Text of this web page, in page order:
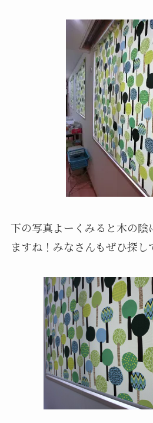
下の写真よーくみると木の陰
ますね！みなさんもぜひ探し